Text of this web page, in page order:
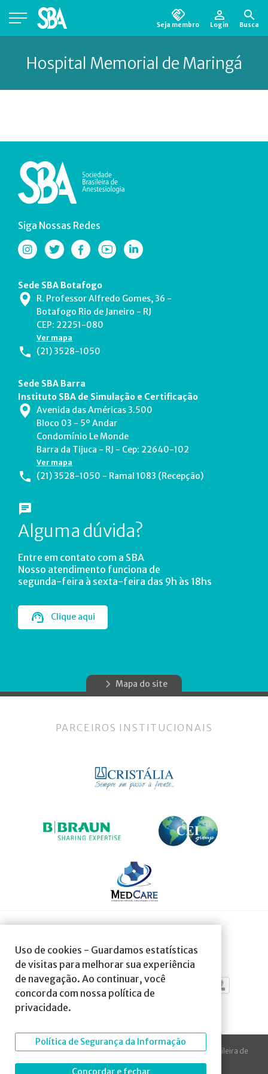
Uso de cookies - Guardamos estatísticas
de visitas para melhorar sua experiência
de navegação. Ao continuar, você
concorda com nossa política de
privacidade.
Política de Segurança da Informação
Concordar e fechar
Seja membro Login Busca
para encontrá-lo.
Hospital Memorial de Maringá
Siga Nossas Redes
Sede SBA Botafogo
R. Professor Alfredo Gomes, 36 -
Botafogo Rio de Janeiro - RJ
CEP: 22251-080
Ver mapa
(21) 3528-1050
Sede SBA Barra
Instituto SBA de Simulação e Certificação
Avenida das Américas 3.500
Bloco 03 - 5º Andar
Condomínio Le Monde
Barra da Tijuca - RJ - Cep: 22640-102
Ver mapa
(21) 3528-1050 - Ramal 1083 (Recepção)
Alguma dúvida?
Entre em contato com a SBA
Nosso atendimento funciona de
segunda-feira à sexta-feira das 9h às 18hs
Clique aqui
Mapa do site
PARCEIROS INSTITUCIONAIS
SOCIEDADE AFILIADA À:
© 2023 Todos os direitos reservados à SBA Sociedade Brasileira de
Anestesiologia.